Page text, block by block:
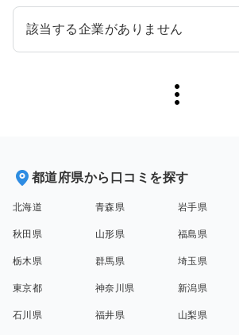
該当する企業がありません
都道府県から口コミを探す
北海道 青森県 岩手県
秋田県 山形県 福島県
栃木県 群馬県 埼玉県
東京都 神奈川県 新潟県
石川県 福井県 山梨県